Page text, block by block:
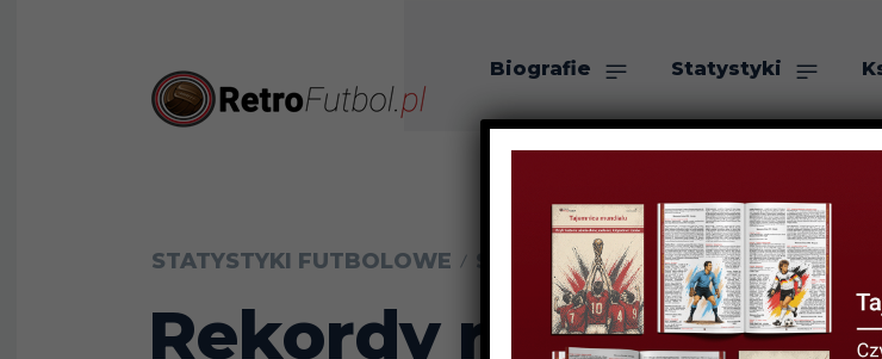
Biografie Statystyki
O nas
STATYSTYKI FUTBOLOWE STATYSTYKI PIŁKARZY
Rekordy